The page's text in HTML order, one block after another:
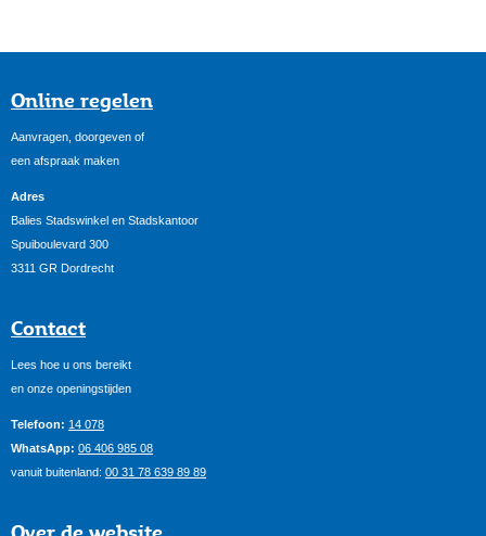
Online regelen
Aanvragen, doorgeven of
een afspraak maken
Adres
Balies Stadswinkel en Stadskantoor
Spuiboulevard 300
3311 GR Dordrecht
Contact
Lees hoe u ons bereikt
en onze openingstijden
Telefoon: 14 078
WhatsApp: 06 406 985 08
vanuit buitenland: 00 31 78 639 89 89